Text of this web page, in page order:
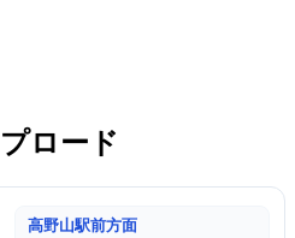
ロード
高野山駅前方面